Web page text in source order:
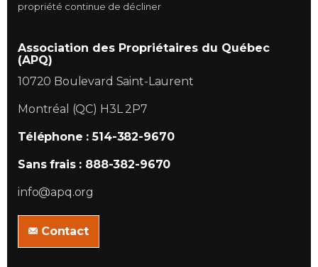
propriété continue de décliner
Association des Propriétaires du Québec
(APQ)
10720 Boulevard Saint-Laurent
Montréal (QC) H3L 2P7
Téléphone : 514-382-9670
Sans frais : 888-382-9670
info@apq.org
Contact